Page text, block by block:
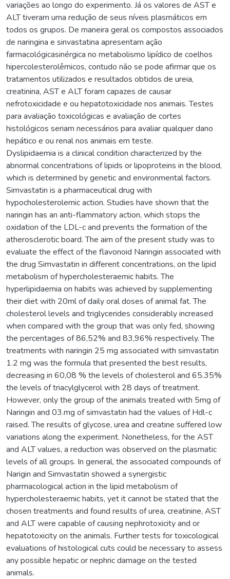
variações ao longo do experimento. Já os valores de AST e
ALT tiveram uma redução de seus níveis plasmáticos em
todos os grupos. De maneira geral os compostos associados
de naringina e sinvastatina apresentam ação
farmacológicasinérgica no metabolismo lipídico de coelhos
hipercolesterolêmicos, contudo não se pode afirmar que os
tratamentos utilizados e resultados obtidos de ureia,
creatinina, AST e ALT foram capazes de causar
nefrotoxicidade e ou hepatotoxicidade nos animais. Testes
para avaliação toxicológicas e avaliação de cortes
histológicos seriam necessários para avaliar qualquer dano
hepático e ou renal nos animais em teste.
Dyslipidaemia is a clinical condition characterized by the
abnormal concentrations of lipids or lipoproteins in the blood,
which is determined by genetic and environmental factors.
Simvastatin is a pharmaceutical drug with
hypocholesterolemic action. Studies have shown that the
naringin has an anti-flammatory action, which stops the
oxidation of the LDL-c and prevents the formation of the
atherosclerotic board. The aim of the present study was to
evaluate the effect of the flavonoid Naringin associated with
the drug Simvastatin in different concentrations, on the lipid
metabolism of hypercholesteraemic habits. The
hyperlipidaemia on habits was achieved by supplementing
their diet with 20ml of daily oral doses of animal fat. The
cholesterol levels and triglycerides considerably increased
when compared with the group that was only fed, showing
the percentages of 86,52% and 83,96% respectively. The
treatments with naringin 25 mg associated with simvastatin
1.2 mg was the formula that presented the best results,
decreasing in 60,08 % the levels of cholesterol and 65.35%
the levels of triacylglycerol with 28 days of treatment.
However, only the group of the animals treated with 5mg of
Naringin and 03.mg of simvastatin had the values of Hdl-c
raised. The results of glycose, urea and creatine suffered low
variations along the experiment. Nonetheless, for the AST
and ALT values, a reduction was observed on the plasmatic
levels of all groups. In general, the associated compounds of
Narigin and Simvastatin showed a synergistic
pharmacological action in the lipid metabolism of
hypercholesteraemic habits, yet it cannot be stated that the
chosen treatments and found results of urea, creatinine, AST
and ALT were capable of causing nephrotoxicity and or
hepatotoxicity on the animals. Further tests for toxicological
evaluations of histological cuts could be necessary to assess
any possible hepatic or nephric damage on the tested
animals.